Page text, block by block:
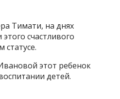
Тимати, на днях
счастливого
этот ребенок
детей.